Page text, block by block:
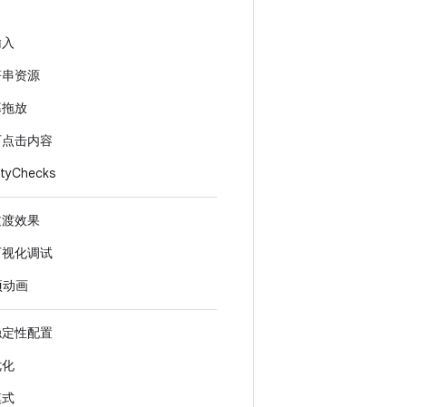
资源
放
击内容
效果
化调试
画
性配置